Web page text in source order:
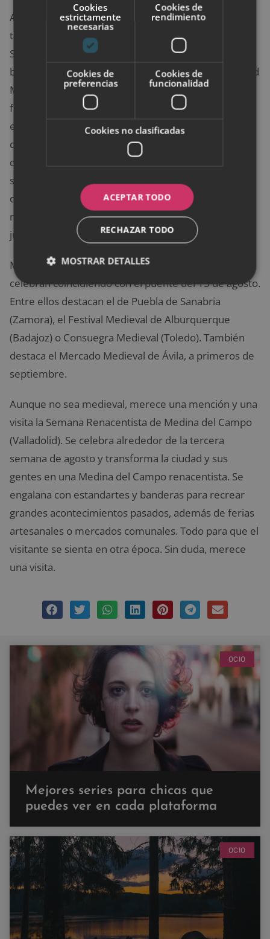
Además de los mercadillos tradicionales, tenemos
también un buen puñado de mercados medievales.
Son totalmente diferentes. No es un lugar para ir en
busca de moda y complementos, es un viaje a la Edad
Media para buscar remedios caseros, especias,
fragancias y alimentos artesanales. Pero sobre todo
es un viaje en el tiempo. Pueblos primorosamente
decorados, alumbrados por antorchas y con la mitad
de sus habitantes disfrazados, te ayudan a
sumergirte en otra época de la historia. Se trata de
degustar deliciosos manjares sobre mesas de
madera, servidos por posaderos y ambientados por
juglares, trovadores y magos. Toda una experiencia.
Muchos de los mejores mercados medievales se
celebran coincidiendo con el puente del 15 de agosto.
Entre ellos destacan el de Puebla de Sanabria
(Zamora), el Festival Medieval de Alburquerque
(Badajoz) o Consuegra Medieval (Toledo). También
destaca el Mercado Medieval de Ávila, a primeros de
septiembre.
Aunque no sea medieval, merece una mención y una
visita la Semana Renacentista de Medina del Campo
(Valladolid). Se celebra alrededor de la tercera
semana de agosto y transforma la ciudad y sus
gentes en una Medina del Campo renacentista. Se
engalana con estandartes y banderas para recrear
grandes acontecimientos pasados, además de ferias
artesanales o mercados comunales. Todo para que el
visitante se sienta en otra época. Sin duda, merece
una visita.
OCIO
Mejores series para chicas que
puedes ver en cada plataforma
OCIO
Cookies
estrictamente
necesarias
Cookies de
rendimiento
Cookies de
preferencias
Cookies de
funcionalidad
Cookies no clasificadas
ACEPTAR TODO
RECHAZAR TODO
MOSTRAR DETALLES